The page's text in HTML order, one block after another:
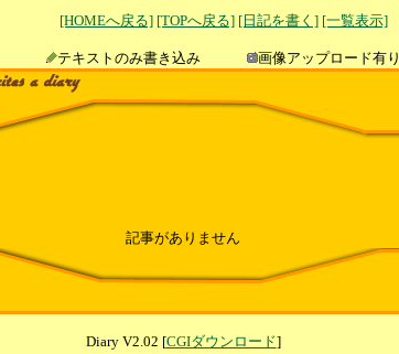
[HOMEへ戻る] [TOPへ戻る] [日記を書く] [一覧表示]
テキストのみ書き込み
画像アップロード有り
記事がありません
Diary V2.02 [CGIダウンロード]